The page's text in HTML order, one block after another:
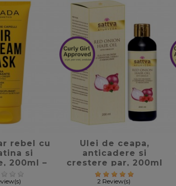
rebel cu
si
200ml –
Ulei de ceapa,
anticadere si
crestere par, 200ml
– Sattva Ayurveda
2 Review(s)